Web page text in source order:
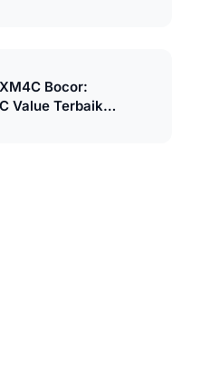
Bocor:
Value Terbaik